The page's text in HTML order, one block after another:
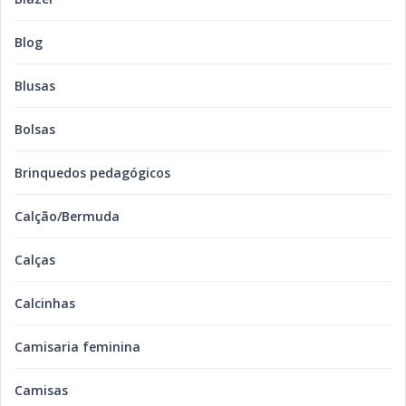
Blog
Blusas
Bolsas
Brinquedos pedagógicos
Calção/Bermuda
Calças
Calcinhas
Camisaria feminina
Camisas